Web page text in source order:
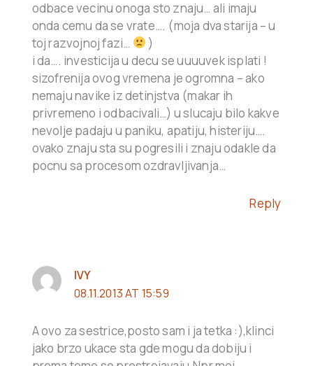
odbace vecinu onoga sto znaju… ali imaju
onda cemu da se vrate…. (moja dva starija – u
toj razvojnoj fazi…
)
i da…. investicija u decu se uuuuvek isplati !
sizofrenija ovog vremena je ogromna – ako
nemaju navike iz detinjstva (makar ih
privremeno i odbacivali…) u slucaju bilo kakve
nevolje padaju u paniku, apatiju, histeriju….
ovako znaju sta su pogresili i znaju odakle da
pocnu sa procesom ozdravljivanja…
Reply
IVY
08.11.2013 AT 15:59
A ovo za sestrice,posto sam i ja tetka :),klinci
jako brzo ukace sta gde mogu da dobiju i